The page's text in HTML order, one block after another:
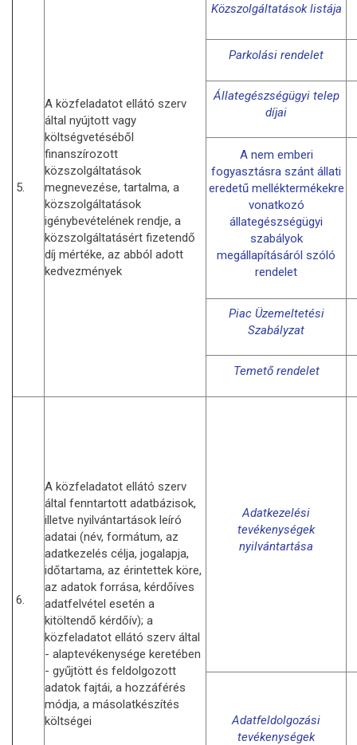
5.
A közfeladatot ellátó szerv
által nyújtott vagy
költségvetéséből
finanszírozott
közszolgáltatások
megnevezése, tartalma, a
közszolgáltatások
igénybevételének rendje, a
közszolgáltatásért fizetendő
díj mértéke, az abból adott
kedvezmények
Közszolgáltatások listája
Parkolási rendelet
Állategészségügyi telep
díjai
A nem emberi
fogyasztásra szánt állati
eredetű melléktermékekre
vonatkozó
állategészségügyi
szabályok
megállapításáról szóló
rendelet
Piac Üzemeltetési
Szabályzat
Temető rendelet
6.
A közfeladatot ellátó szerv
által fenntartott adatbázisok,
illetve nyilvántartások leíró
adatai (név, formátum, az
adatkezelés célja, jogalapja,
időtartama, az érintettek köre,
az adatok forrása, kérdőíves
adatfelvétel esetén a
kitöltendő kérdőív); a
közfeladatot ellátó szerv által
- alaptevékenysége keretében
- gyűjtött és feldolgozott
adatok fajtái, a hozzáférés
módja, a másolatkészítés
költségei
Adatkezelési
tevékenységek
nyilvántartása
Adatfeldolgozási
tevékenységek